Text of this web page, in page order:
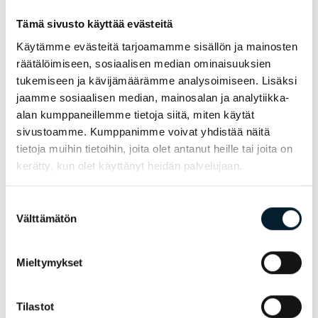
Tämä sivusto käyttää evästeitä
Käytämme evästeitä tarjoamamme sisällön ja mainosten
räätälöimiseen, sosiaalisen median ominaisuuksien
tukemiseen ja kävijämäärämme analysoimiseen. Lisäksi
jaamme sosiaalisen median, mainosalan ja analytiikka-
alan kumppaneillemme tietoja siitä, miten käytät
sivustoamme. Kumppanimme voivat yhdistää näitä
tietoja muihin tietoihin, joita olet antanut heille tai joita on
kerätty, kun olet käyttänyt heidän palvelujaan.
valinta
Välttämätön
Mieltymykset
Tilastot
Uusimmat artikkelit
Bondata vahvistaa valtakunnallista
myyntiorganisaatiota – Jari
liiketoimintajohtajana